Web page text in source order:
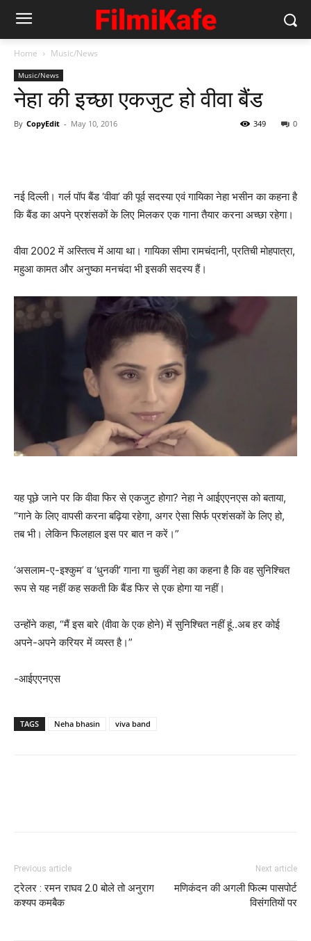
Home Music/News
Music/News
नेहा की इच्‍छा एकजुट हो वीवा बैंड
By CopyEdit - May 10, 2016 0
349
नई दिल्ली। गर्ल पॉप बैंड ‘वीवा’ की पूर्व सदस्या एवं गायिका नेहा भसीन का कहना है
कि बैंड का अपने प्रशंसकों के लिए मिलकर एक गाना तैयार करना अच्छा रहेगा।
वीवा 2002 में अस्तित्व में आया था। गायिका सीमा रामचंदानी, प्रतिची मोहपात्रा,
महुआ कामत और अनुष्का मनचंदा भी इसकी सदस्य हैं।
यह पूछे जाने पर कि वीवा फिर से एकजुट होगा? नेहा ने आईएएनएस को बताया,
“गाने के लिए वापसी करना बढ़िया रहेगा, अगर ऐसा सिर्फ प्रशंसकों के लिए हो,
तब भी। लेकिन फिलहाल इस पर बात न करें।”
‘असलाम-ए-इश्कुम’ व ‘धुनकी’ गाना गा चुकीं नेहा का कहना है कि वह सुनिश्चित
रूप से यह नहीं कह सकती कि बैंड फिर से एक होगा या नहीं।
उन्होंने कहा, “मैं इस बारे (वीवा के एक होने) में सुनिश्चित नहीं हूं..अब हर कोई
अपने-अपने करियर में व्यस्त है।”
-आईएएनएस
TAGS Neha bhasin viva band
Previous article
ट्रेलर : रमन राघव 2.0 बोले तो अनुराग
कश्‍यप कमबैक
Next article
मणिकंदन की अगली फिल्‍म पासपोर्ट
विसंगतियों पर